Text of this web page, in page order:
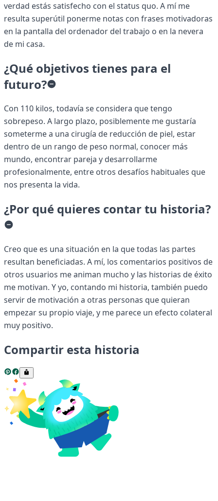
verdad estás satisfecho con el status quo. A mí me
resulta superútil ponerme notas con frases motivadoras
en la pantalla del ordenador del trabajo o en la nevera
de mi casa.
¿Qué objetivos tienes para el
futuro?
Con 110 kilos, todavía se considera que tengo
sobrepeso. A largo plazo, posiblemente me gustaría
someterme a una cirugía de reducción de piel, estar
dentro de un rango de peso normal, conocer más
mundo, encontrar pareja y desarrollarme
profesionalmente, entre otros desafíos habituales que
nos presenta la vida.
¿Por qué quieres contar tu historia?
Creo que es una situación en la que todas las partes
resultan beneficiadas. A mí, los comentarios positivos de
otros usuarios me animan mucho y las historias de éxito
me motivan. Y yo, contando mi historia, también puedo
servir de motivación a otras personas que quieran
empezar su propio viaje, y me parece un efecto colateral
muy positivo.
Compartir esta historia